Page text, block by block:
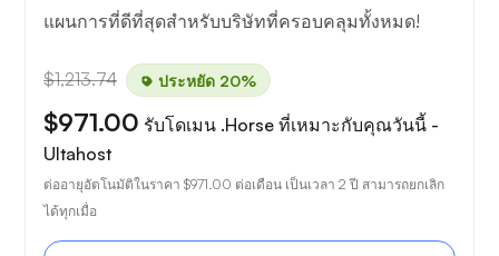
แผนการที่ดีที่สุดสำหรับบริษัทที่ครอบคลุมทั้งหมด!
$1,213.74 ประหยัด 20%
$971.00 รับโดเมน .Horse ที่เหมาะกับคุณวันนี้ -
Ultahost
ต่ออายุอัตโนมัติในราคา $971.00 ต่อเดือน เป็นเวลา 2 ปี สามารถยกเลิก
ได้ทุกเมื่อ